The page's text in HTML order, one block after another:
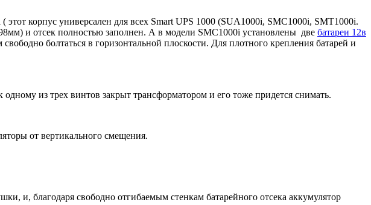
этот корпус универсален для всех Smart UPS 1000 (SUA1000i, SMC1000i, SMT1000i.
и отсек полностью заполнен. А в модели SMC1000i установлены две батареи 12в
болтаться в горизонтальной плоскости. Для плотного крепления батарей и
из трех винтов закрыт трансформатором и его тоже придется снимать.
от вертикального смещения.
и, благодаря свободно отгибаемым стенкам батарейного отсека аккумулятор